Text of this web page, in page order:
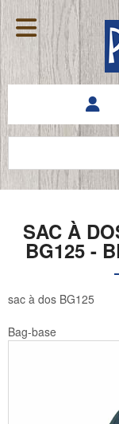
SAC À
BG125 -
sac à dos BG125
Bag-base